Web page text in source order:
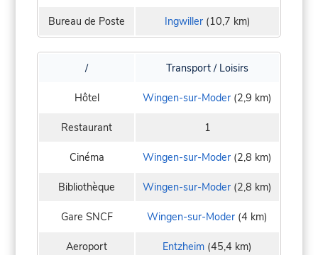
Bureau de Poste Ingwiller(10,7 km)
/ Transport / Loisirs
Hôtel Wingen-sur-Moder (2,9 km)
Restaurant 1
Cinéma Wingen-sur-Moder (2,8 km)
Bibliothèque Wingen-sur-Moder (2,8 km)
Gare SNCF Wingen-sur-Moder (4 km)
Aeroport Entzheim (45,4 km)